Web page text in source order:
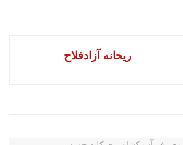
ریحانه آزادفلاح